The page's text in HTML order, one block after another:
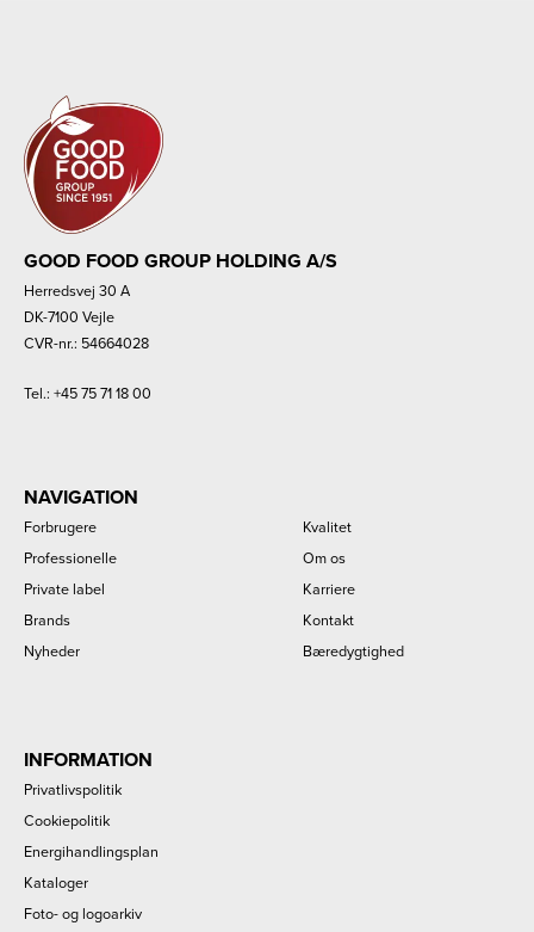
GOOD FOOD GROUP HOLDING A/S
Herredsvej 30 A
DK-7100 Vejle
CVR-nr.: 54664028
Tel.: +45 75 71 18 00
NAVIGATION
Forbrugere
Professionelle
Private label
Brands
Nyheder
Kvalitet
Om os
Karriere
Kontakt
Bæredygtighed
INFORMATION
Privatlivspolitik
Cookiepolitik
Energihandlingsplan
Kataloger
Foto- og logoarkiv